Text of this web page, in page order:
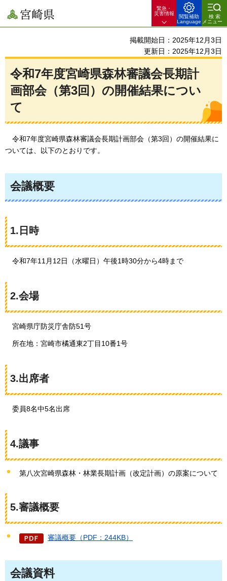
宮崎県
緊急・
災害情報
閲覧補助
Language
検索
メニュー
掲載開始日：2025年12月3日
更新日：2025年12月3日
令和7年度宮崎県森林審議会長期計
画部会（第3回）の開催結果につい
て
令和7年度宮崎県森林審議会長期計画部会（第3回）の開催結果に
ついては、以下のとおりです。
会議概要
1.日時
令和7年11月12日（水曜日）午後1時30分から4時まで
2.会場
宮崎県庁防災庁舎防51号
所在地： 宮崎市橘通東2丁目10番1号
3.出席者
委員8名中5名出席
4.議事
第八次宮崎県森林・林業長期計画（改定計画）の原案について
5.審議概要
審議概要（PDF：244KB）
会議資料